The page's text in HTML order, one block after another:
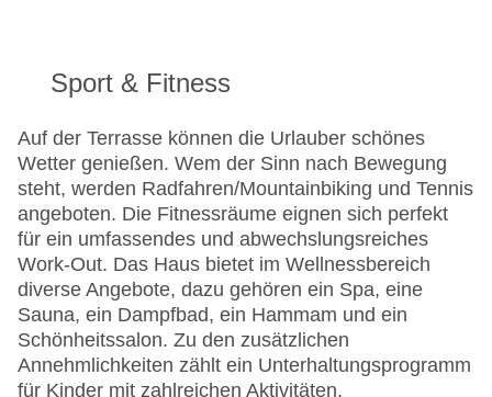
Sport & Fitness
Auf der Terrasse können die Urlauber schönes
Wetter genießen. Wem der Sinn nach Bewegung
steht, werden Radfahren/Mountainbiking und Tennis
angeboten. Die Fitnessräume eignen sich perfekt
für ein umfassendes und abwechslungsreiches
Work-Out. Das Haus bietet im Wellnessbereich
diverse Angebote, dazu gehören ein Spa, eine
Sauna, ein Dampfbad, ein Hammam und ein
Schönheitssalon. Zu den zusätzlichen
Annehmlichkeiten zählt ein Unterhaltungsprogramm
für Kinder mit zahlreichen Aktivitäten.